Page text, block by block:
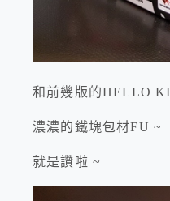
和前幾版的HELLO
濃濃的鐵塊包材FU ~
就是讚啦 ~